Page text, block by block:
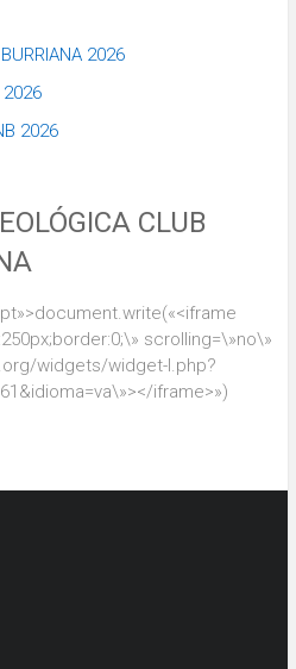
2026
2026
2026
CLUB
scrolling=\»no\»
widgets/widget-l.php?
iframe>»)